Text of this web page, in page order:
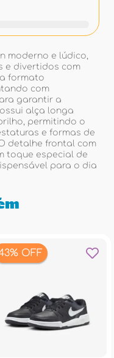
moderno e lúdico,
e divertidos com
formato
com
garantir a
alça longa
permitindo o
e formas de
detalhe frontal com
toque especial de
para o dia
OFF